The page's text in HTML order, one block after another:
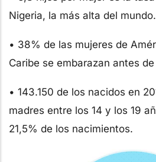
Nigeria, la más alta del mundo.
• 38% de las mujeres de
Caribe se embarazan antes
• 143.150 de los nacidos en
madres entre los 14 y los 19
21,5% de los nacimientos.